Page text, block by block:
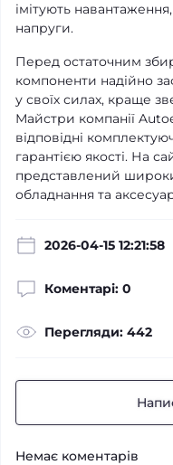
імітують
напруги.
Перед остаточним
компоненти надійно
у своїх силах, краще
Майстри компанії
відповідні
гарантією якості. На
представлений
обладнання та
2026-04-15 12:21:58
Коментарі: 0
Перегляди: 442
Немає коментарів